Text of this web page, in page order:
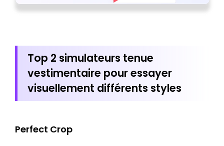
Top 2 simulateurs tenue
vestimentaire pour essayer
visuellement différents styles
Perfect Crop